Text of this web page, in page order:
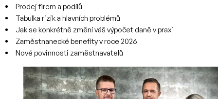
Prodej firem a podílů
Tabulka rizik a hlavních problémů
Jak se konkrétně změní váš výpočet daně v praxi
Zaměstnanecké benefity v roce 2026
Nové povinnosti zaměstnavatelů